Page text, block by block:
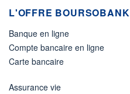
L'OFFRE BOURSOBANK
Banque en ligne
Compte bancaire en ligne
Carte bancaire
Assurance vie